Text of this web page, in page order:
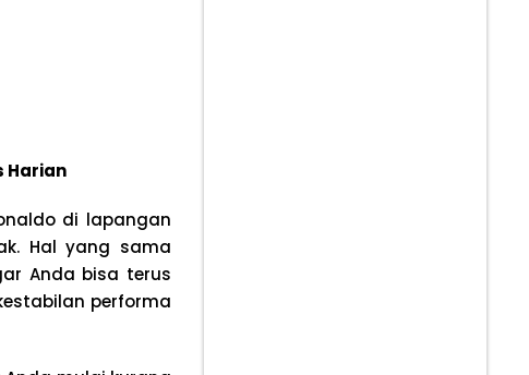
Harian
di lapangan
Hal yang sama
Anda bisa terus
performa